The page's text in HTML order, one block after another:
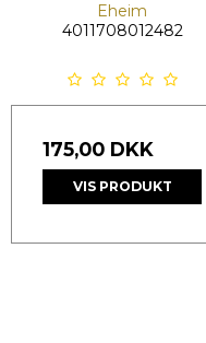
Eheim
4011708012482
175,00 DKK
VIS PRODUKT